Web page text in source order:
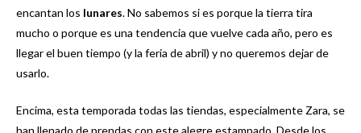
encantan los lunares. No sabemos si es porque la tierra tira
mucho o porque es una tendencia que vuelve cada año, pero es
llegar el buen tiempo (y la feria de abril) y no queremos dejar de
usarlo.
Encima, esta temporada todas las tiendas, especialmente Zara, se
han llenado de prendas con este alegre estampado. Desde los